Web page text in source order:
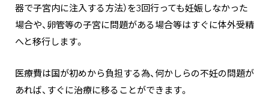
器で子宮内に注入する方法）を3回行っても妊娠しなかった
場合や、卵管等の子宮に問題がある場合等はすぐに体外受精
へと移行します。
医療費は国が初めから負担する為、何かしらの不妊の問題が
あれば、すぐに治療に移ることができます。